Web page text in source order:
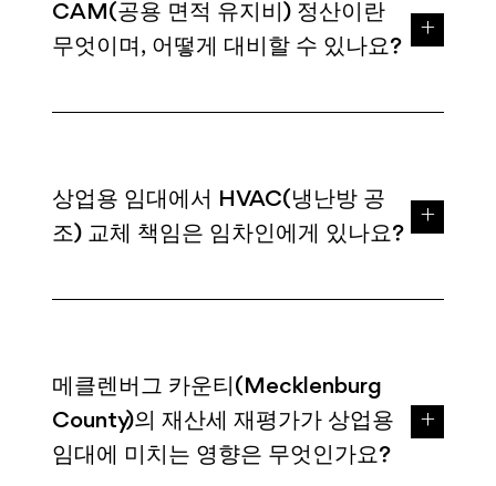
CAM(공용 면적 유지비) 정산이란
무엇이며, 어떻게 대비할 수 있나요?
상업용 임대에서 HVAC(냉난방 공
조) 교체 책임은 임차인에게 있나요?
메클렌버그 카운티(Mecklenburg
County)의 재산세 재평가가 상업용
임대에 미치는 영향은 무엇인가요?